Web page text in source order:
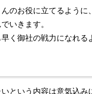
のお役に立てるように
いきます。
く御社の戦力になれる
という内容は意気込み